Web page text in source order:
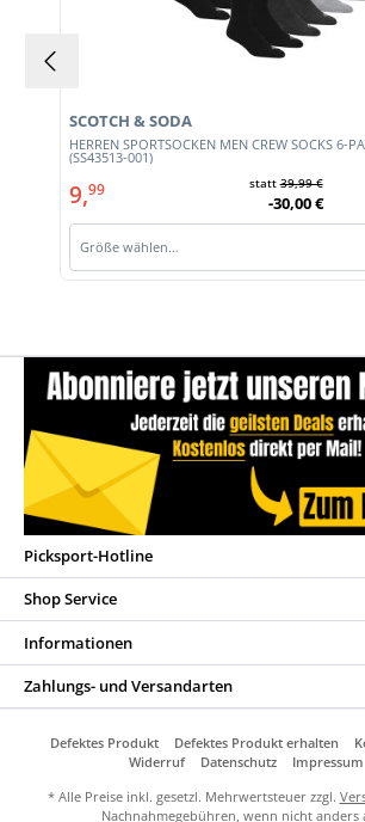
HERREN SPORTSOCKEN MEN CREW SOCKS 6-
(SS43513-001)
SCOTCH & SODA
9,99 statt39,99 €
-30,00 €
Größe wählen…
Picksport-Hotline
Shop Service
Informationen
Zahlungs- und Versandarten
Defektes Produkt Defektes Produkt erhalten
Widerruf
Datenschutz Impressum
* Alle Preise inkl. gesetzl. Mehrwertsteuer zzgl.
Nachnahmegebühren, wenn nicht anders